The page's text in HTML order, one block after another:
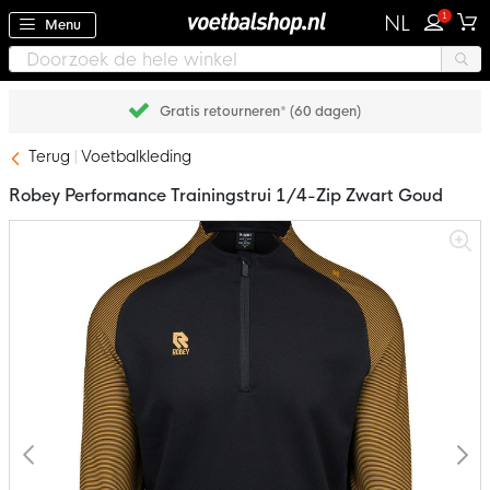
Menu NL 1
Gratis retourneren* (60 dagen)
Terug Voetbalkleding
Robey Performance Trainingstrui 1/4-Zip Zwart Goud